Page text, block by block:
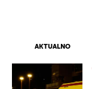
AKTUALNO